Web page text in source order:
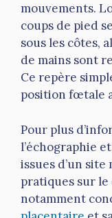
mouvements.
coups de pied
sous les côtes,
de mains sont
Ce repère
position fœtale
Pour plus
l’échographie
issues d’un
pratiques sur le
notamment